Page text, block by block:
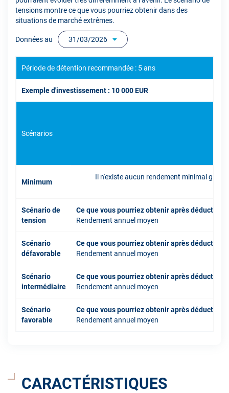
tensions montre ce que vous pourriez obtenir dans des
situations de marché extrêmes.
Données au 31/03/2026
Période de détention recommandée : 5 ans
Exemple d'investissement : 10 000 EUR
Scénarios
Minimum
Il n'existe aucun rendement minimal
Scénario de
tension
Ce que vous pourriez obtenir après déduction
Rendement annuel moyen
Scénario
défavorable
Ce que vous pourriez obtenir après déduction
Rendement annuel moyen
Scénario
intermédiaire
Ce que vous pourriez obtenir après déduction
Rendement annuel moyen
Scénario
favorable
Ce que vous pourriez obtenir après déduction
Rendement annuel moyen
CARACTÉRISTIQUES